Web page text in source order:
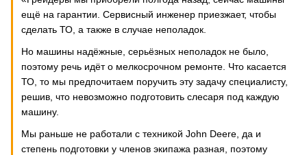
ещё на гарантии. Сервисный инженер приезжает, чтобы
сделать ТО, а также в случае неполадок.
Но машины надёжные, серьёзных неполадок не было,
поэтому речь идёт о мелкосрочном ремонте. Что касается
ТО, то мы предпочитаем поручить эту задачу специалисту,
решив, что невозможно подготовить слесаря под каждую
машину.
Мы раньше не работали с техникой John Deere, да и
степень подготовки у членов экипажа разная, поэтому